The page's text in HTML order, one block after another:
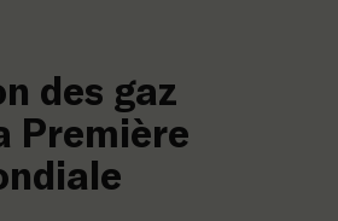
des gaz
Première